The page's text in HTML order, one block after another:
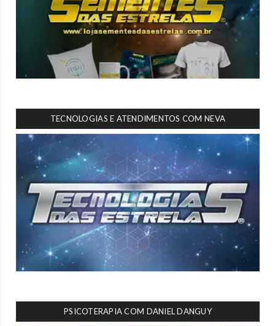
TECNOLOGIAS E ATENDIMENTOS COM NEVA
PSICOTERAPIA COM DANIEL DANGUY